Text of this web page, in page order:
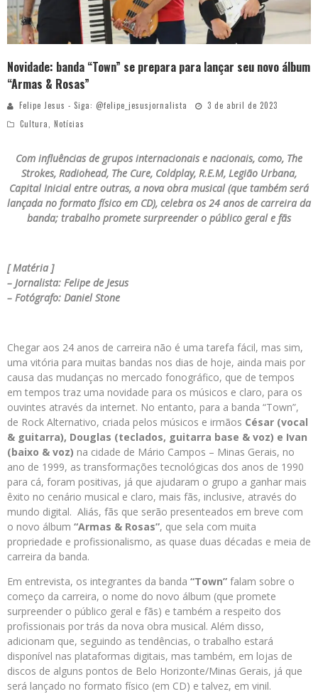
Novidade: banda “Town” se prepara para lançar seu novo álbum
“Armas & Rosas”
Felipe Jesus - Siga: @felipe_jesusjornalista
3 de abril de 2023
Cultura, Notícias
Com influências de grupos internacionais e nacionais, como, The
Strokes, Radiohead, The Cure, Coldplay, R.E.M, Legião Urbana,
Capital Inicial entre outras, a nova obra musical (que também será
lançada no formato físico em CD), celebra os 24 anos de carreira da
banda; trabalho promete surpreender o público geral e fãs
[ Matéria ]
– Jornalista: Felipe de Jesus
– Fotógrafo: Daniel Stone
Chegar aos 24 anos de carreira não é uma tarefa fácil, mas sim,
uma vitória para muitas bandas nos dias de hoje, ainda mais por
causa das mudanças no mercado fonográfico, que de tempos
em tempos traz uma novidade para os músicos e claro, para os
ouvintes através da internet. No entanto, para a banda “Town”,
de Rock Alternativo, criada pelos músicos e irmãos César (vocal
& guitarra), Douglas (teclados, guitarra base & voz) e Ivan
(baixo & voz) na cidade de Mário Campos – Minas Gerais, no
ano de 1999, as transformações tecnológicas dos anos de 1990
para cá, foram positivas, já que ajudaram o grupo a ganhar mais
êxito no cenário musical e claro, mais fãs, inclusive, através do
mundo digital. Aliás, fãs que serão presenteados em breve com
o novo álbum “Armas & Rosas”, que sela com muita
propriedade e profissionalismo, as quase duas décadas e meia de
carreira da banda.
Em entrevista, os integrantes da banda “Town” falam sobre o
começo da carreira, o nome do novo álbum (que promete
surpreender o público geral e fãs) e também a respeito dos
profissionais por trás da nova obra musical. Além disso,
adicionam que, seguindo as tendências, o trabalho estará
disponível nas plataformas digitais, mas também, em lojas de
discos de alguns pontos de Belo Horizonte/Minas Gerais, já que
será lançado no formato físico (em CD) e talvez, em vinil.